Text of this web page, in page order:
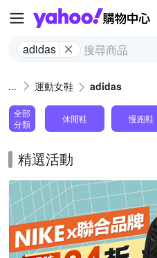
adidas
運動女鞋 adidas
全部
分類
休閒鞋 慢跑鞋
精選活動